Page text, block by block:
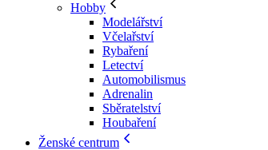
Hobby
Modelářství
Včelařství
Rybaření
Letectví
Automobilismus
Adrenalin
Sběratelství
Houbaření
Ženské centrum